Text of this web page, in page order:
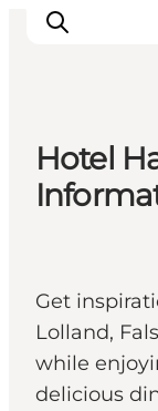
Ispirazioni
Pianifica
Hotel
Get
Lolland,
while
delicious